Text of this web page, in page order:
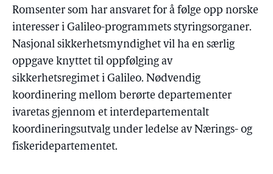
Romsenter som har ansvaret for å følge opp norske
interesser i Galileo-programmets styringsorganer.
Nasjonal sikkerhetsmyndighet vil ha en særlig
oppgave knyttet til oppfølging av
sikkerhetsregimet i Galileo. Nødvendig
koordinering mellom berørte departementer
ivaretas gjennom et interdepartementalt
koordineringsutvalg under ledelse av Nærings- og
fiskeridepartementet.